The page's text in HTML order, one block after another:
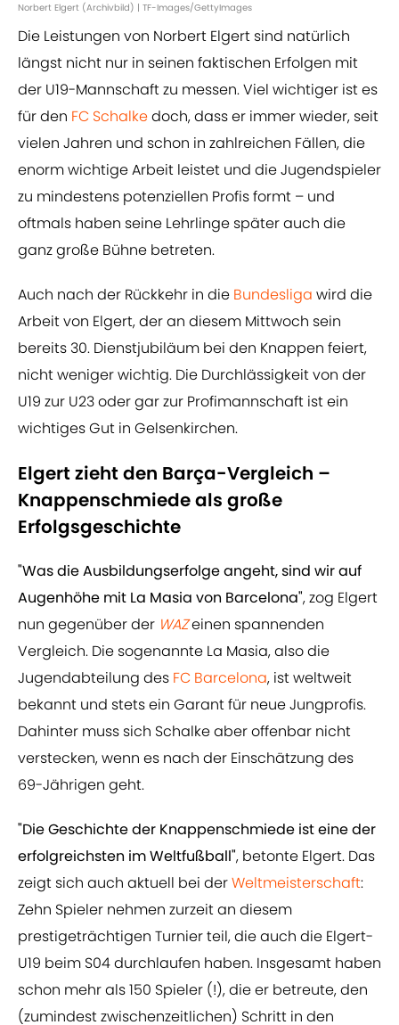
Norbert Elgert (Archivbild) | TF-Images/GettyImages
Die Leistungen von Norbert Elgert sind natürlich
längst nicht nur in seinen faktischen Erfolgen mit
der U19-Mannschaft zu messen. Viel wichtiger ist es
für den FC Schalkedoch, dass er immer wieder, seit
vielen Jahren und schon in zahlreichen Fällen, die
enorm wichtige Arbeit leistet und die Jugendspieler
zu mindestens potenziellen Profis formt – und
oftmals haben seine Lehrlinge später auch die
ganz große Bühne betreten.
Auch nach der Rückkehr in die Bundesliga wird die
Arbeit von Elgert, der an diesem Mittwoch sein
bereits 30. Dienstjubiläum bei den Knappen feiert,
nicht weniger wichtig. Die Durchlässigkeit von der
U19 zur U23 oder gar zur Profimannschaft ist ein
wichtiges Gut in Gelsenkirchen.
Elgert zieht den Barça-Vergleich –
Knappenschmiede als große
Erfolgsgeschichte
"Was die Ausbildungserfolge angeht, sind wir auf
Augenhöhe mit La Masia von Barcelona", zog Elgert
nun gegenüber der WAZeinen spannenden
Vergleich. Die sogenannte La Masia, also die
Jugendabteilung des FC Barcelona, ist weltweit
bekannt und stets ein Garant für neue Jungprofis.
Dahinter muss sich Schalke aber offenbar nicht
verstecken, wenn es nach der Einschätzung des
69-Jährigen geht.
"Die Geschichte der Knappenschmiede ist eine der
erfolgreichsten im Weltfußball", betonte Elgert. Das
zeigt sich auch aktuell bei derWeltmeisterschaft:
Zehn Spieler nehmen zurzeit an diesem
prestigeträchtigen Turnier teil, die auch die Elgert-
U19 beim S04 durchlaufen haben. Insgesamt haben
schon mehr als 150 Spieler (!), die er betreute, den
(zumindest zwischenzeitlichen) Schritt in den